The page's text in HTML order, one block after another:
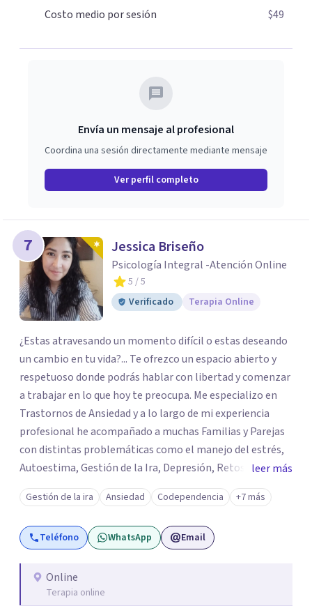
Costo medio por sesión
$49
Envía un mensaje al profesional
Coordina una sesión directamente mediante mensaje
Ver perfil completo
7 Jessica Briseño
Psicología Integral -Atención Online
5 / 5
Verificado
Terapia Online
¿Estas atravesando un momento difícil o estas deseando
un cambio en tu vida?... Te ofrezco un espacio abierto y
respetuoso donde podrás hablar con libertad y comenzar
a trabajar en lo que hoy te preocupa. Me especializo en
Trastornos de Ansiedad y a lo largo de mi experiencia
profesional he acompañado a muchas Familias y Parejas
con distintas problemáticas como el manejo del estrés,
Autoestima, Gestión de la Ira, Depresión, Retos en la
Crianza, Codependencia, Celos, entre otros. Cuento con
más de 12 años de experiencia en el área de la Salud
mental y he trabajado en distintos contextos clínicos con
niños, Adolescentes y Adultos
leer más
Gestión de la ira Ansiedad Codependencia +7 más
Teléfono WhatsApp Email
Online
Terapia online